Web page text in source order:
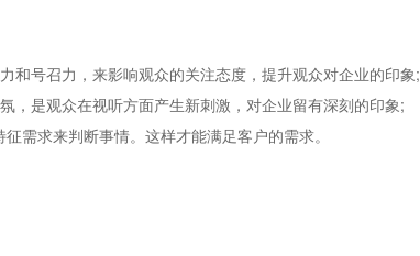
号召力，来影响观众的关注态度，提升观众对企业的印象;
是观众在视听方面产生新刺激，对企业留有深刻的印象;
求来判断事情。这样才能满足客户的需求。